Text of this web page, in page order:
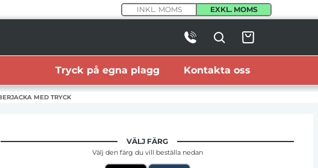
INKL. MOMS EXKL. MOMS
Tryck på egna plagg Kontakta oss
MED TRYCK
VÄLJ FÄRG
Välj den färg du vill beställa nedan